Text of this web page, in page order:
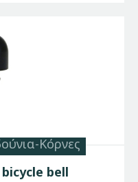
Κόρνες
bell